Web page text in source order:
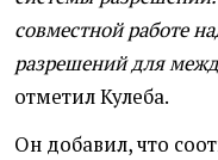
совместной работе
разрешений для
отметил Кулеба.
Он добавил, что